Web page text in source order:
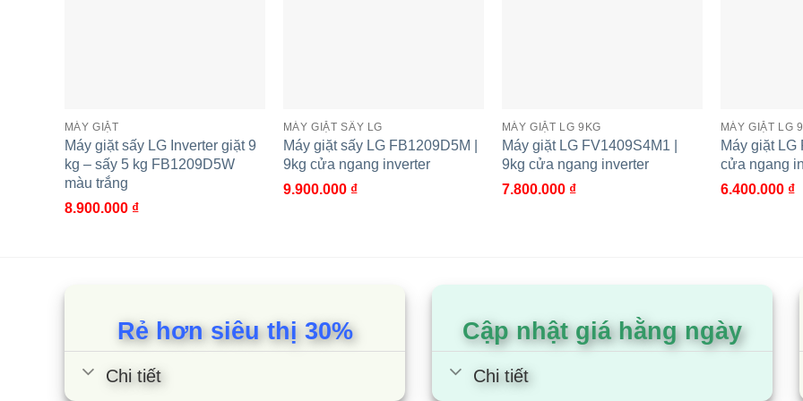
nâng cao hiệu quả làm sạch, động cơ Inverter giúp tiết kiệm điện, trong khi các tiện ích như khóa trẻ em
trong suốt quá trình sử dụng.
Cùng Chủ Đề:
MÁY GIẶT
Máy giặt sấy LG Inverter giặt 9
kg – sấy 5 kg FB1209D5W
màu trắng
8.900.000 ₫
MÁY GIẶT SẤY LG
Máy giặt sấy LG FB1209D5M |
9kg cửa ngang inverter
9.900.000 ₫
MÁY GIẶT LG 9KG
Máy giặt LG FV1409S4M1 |
9kg cửa ngang inverter
7.800.000 ₫
MÁY GIẶT LG
Máy giặt LG
cửa ngang
6.400.000 ₫
Rẻ hơn siêu thị 30%
Chi tiết
Cập nhật giá hằng ngày
Chi tiết